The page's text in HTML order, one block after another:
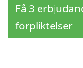
Få 3
förpliktelser